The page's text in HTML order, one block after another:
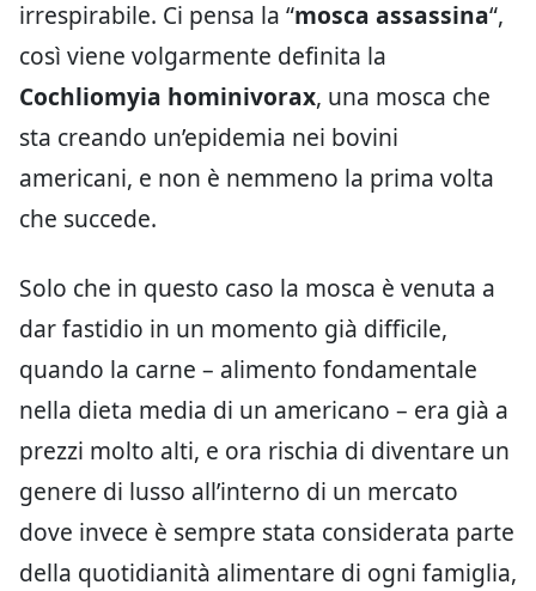
irrespirabile. Ci pensa la “mosca assassina“,
così viene volgarmente definita la
Cochliomyia hominivorax, una mosca che
sta creando un’epidemia nei bovini
americani, e non è nemmeno la prima volta
che succede.
Solo che in questo caso la mosca è venuta a
dar fastidio in un momento già difficile,
quando la carne – alimento fondamentale
nella dieta media di un americano – era già a
prezzi molto alti, e ora rischia di diventare un
genere di lusso all’interno di un mercato
dove invece è sempre stata considerata parte
della quotidianità alimentare di ogni famiglia,